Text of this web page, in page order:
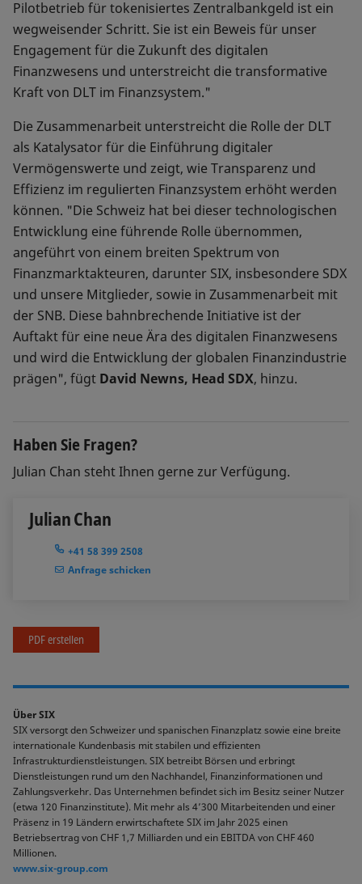
Pilotbetrieb für tokenisiertes Zentralbankgeld ist ein
wegweisender Schritt. Sie ist ein Beweis für unser
Engagement für die Zukunft des digitalen
Finanzwesens und unterstreicht die transformative
Kraft von DLT im Finanzsystem."
Die Zusammenarbeit unterstreicht die Rolle der DLT
als Katalysator für die Einführung digitaler
Vermögenswerte und zeigt, wie Transparenz und
Effizienz im regulierten Finanzsystem erhöht werden
können. "Die Schweiz hat bei dieser technologischen
Entwicklung eine führende Rolle übernommen,
angeführt von einem breiten Spektrum von
Finanzmarktakteuren, darunter SIX, insbesondere SDX
und unsere Mitglieder, sowie in Zusammenarbeit mit
der SNB. Diese bahnbrechende Initiative ist der
Auftakt für eine neue Ära des digitalen Finanzwesens
und wird die Entwicklung der globalen Finanzindustrie
prägen", fügt David Newns, Head SDX, hinzu.
Haben Sie Fragen?
Julian Chan steht Ihnen gerne zur Verfügung.
Julian Chan
+41 58 399 2508
Anfrage schicken
PDF erstellen
Über SIX
SIX versorgt den Schweizer und spanischen Finanzplatz sowie eine breite
internationale Kundenbasis mit stabilen und effizienten
Infrastrukturdienstleistungen. SIX betreibt Börsen und erbringt
Dienstleistungen rund um den Nachhandel, Finanzinformationen und
Zahlungsverkehr. Das Unternehmen befindet sich im Besitz seiner Nutzer
(etwa 120 Finanzinstitute). Mit mehr als 4’300 Mitarbeitenden und einer
Präsenz in 19 Ländern erwirtschaftete SIX im Jahr 2025 einen
Betriebsertrag von CHF 1,7 Milliarden und ein EBITDA von CHF 460
Millionen.
www.six-group.com